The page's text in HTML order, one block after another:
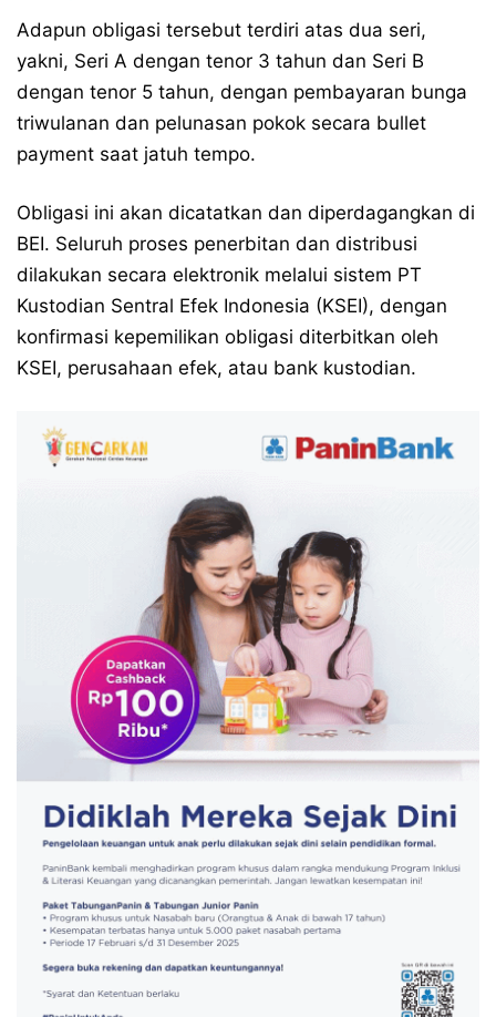
Adapun obligasi tersebut terdiri atas dua seri,
yakni, Seri A dengan tenor 3 tahun dan Seri B
dengan tenor 5 tahun, dengan pembayaran bunga
triwulanan dan pelunasan pokok secara bullet
payment saat jatuh tempo.
Obligasi ini akan dicatatkan dan diperdagangkan di
BEI. Seluruh proses penerbitan dan distribusi
dilakukan secara elektronik melalui sistem PT
Kustodian Sentral Efek Indonesia (KSEI), dengan
konfirmasi kepemilikan obligasi diterbitkan oleh
KSEI, perusahaan efek, atau bank kustodian.